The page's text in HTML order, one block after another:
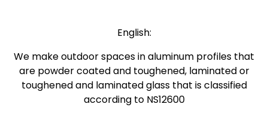
English:
We make outdoor spaces in aluminum profiles that
are powder coated and toughened, laminated or
toughened and laminated glass that is classified
according to NS12600